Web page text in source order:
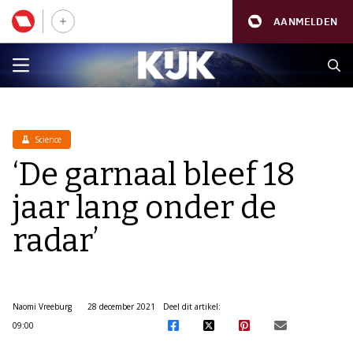
AANMELDEN
Science
‘De garnaal bleef 18
jaar lang onder de
radar’
Naomi Vreeburg
28 december 2021
09:00
Deel dit artikel: